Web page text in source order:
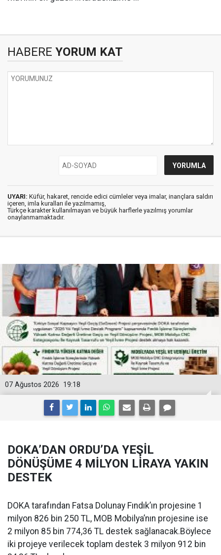
HABERE YORUM KAT
UYARI: Küfür, hakaret, rencide edici cümleler veya imalar, inançlara saldırı
içeren, imla kuralları ile yazılmamış,
Türkçe karakter kullanılmayan ve büyük harflerle yazılmış yorumlar
onaylanmamaktadır.
19:18
07 Ağustos 2026
DOKA’DAN ORDU’DA YEŞİL
DÖNÜŞÜME 4 MİLYON LİRAYA YAKIN
DESTEK
DOKA tarafından Fatsa Dolunay Fındık’ın projesine 1
milyon 826 bin 250 TL, MOB Mobilya’nın projesine ise
2 milyon 85 bin 774,36 TL destek sağlanacak.Böylece
iki projeye verilecek toplam destek 3 milyon 912 bin